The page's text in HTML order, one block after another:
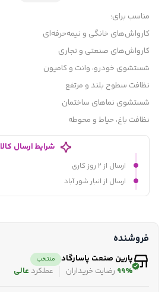
مناسب برای:
کارواش‌های خانگی و نیمه‌حرفه‌ای
کارواش‌های صنعتی و تجاری
شستشوی خودرو، وانت و کامیون
نظافت سطوح بلند و مرتفع
شستشوی نماهای ساختمان
نظافت باغ، حیاط و محوطه
شرایط ارسال کالا
ارسال از ۲ روز کاری
ارسال از انبار شور آباد
فروشنده
پارین صنعت پاسارگاد منتخب
99% رضایت خریداران عملکرد عالی